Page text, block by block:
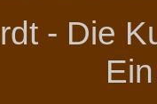
- Die